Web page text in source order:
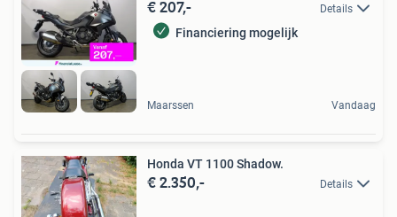
€ 207,- Details
Financiering mogelijk
Maarssen Vandaag
Honda VT 1100 Shadow.
€ 2.350,- Details